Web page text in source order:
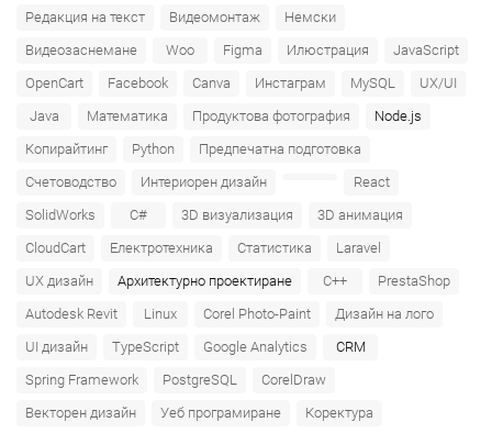
Редакция на текст
Видеомонтаж
Немски
Видеозаснемане
Woo Figma Илюстрация
JavaScript
OpenCart
Facebook Canva Инстаграм MySQL
UX/UI
Java
Математика Продуктова фотография
Node.js
Копирайтинг
Python
Предпечатна подготовка
Счетоводство
Интериорен дизайн
React
SolidWorks
C# 3D визуализация
3D анимация
CloudCart
Електротехника Статистика
Laravel
UX дизайн
Архитектурно проектиране C++
PrestaShop
Autodesk Revit
Linux Corel Photo-Paint
Дизайн на лого
UI дизайн
TypeScript Google Analytics
CRM
Spring Framework
PostgreSQL
CorelDraw
Векторен дизайн
Уеб програмиране
Коректура